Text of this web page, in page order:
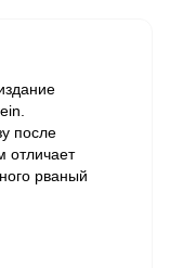
после
отличает
рваный